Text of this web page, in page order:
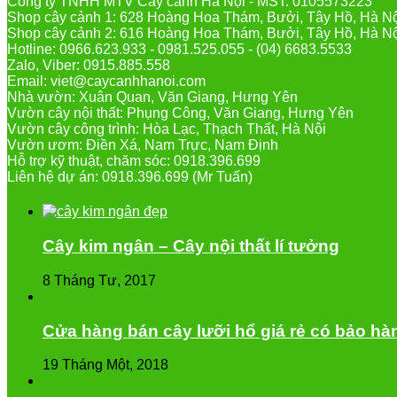
Shop cây cảnh 1: 628 Hoàng Hoa Thám, Bưởi, Tây Hồ, Hà
Shop cây cảnh 2: 616 Hoàng Hoa Thám, Bưởi, Tây Hồ, Hà
Hotline: 0966.623.933 - 0981.525.055 - (04) 6683.5533
Zalo, Viber: 0915.885.558
Email: viet@caycanhhanoi.com
Nhà vườn: Xuân Quan, Văn Giang, Hưng Yên
Vườn cây nội thất: Phụng Công, Văn Giang, Hưng Yên
Vườn cây công trình: Hòa Lạc, Thạch Thất, Hà Nội
Vườn ươm: Điền Xá, Nam Trực, Nam Định
Hỗ trợ kỹ thuật, chăm sóc: 0918.396.699
Liên hệ dự án: 0918.396.699 (Mr Tuấn)
Cây kim ngân – Cây nội thất lí tưởng
8 Tháng Tư, 2017
Cửa hàng bán cây lưỡi hổ giá rẻ có bảo
19 Tháng Một, 2018